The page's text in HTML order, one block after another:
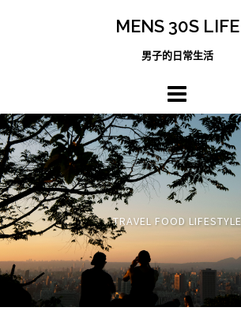
MENS 30S LIFE
男子的日常生活
TRAVEL FOOD LIFESTYLE